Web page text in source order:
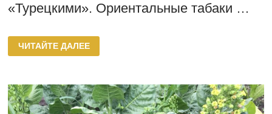
«Турецкими». Ориентальные табаки …
ОРИЕНТАЛЬНЫЕ
СОРТА
ТАБАКА
ФОТО
ЧИТАЙТЕ ДАЛЕЕ